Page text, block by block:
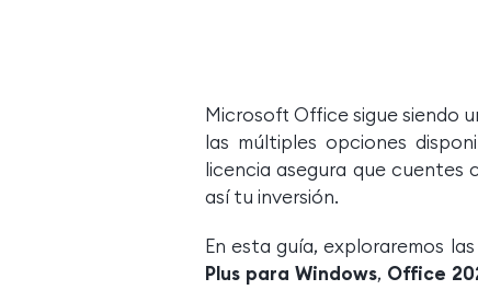
Microsoft Office sigue siendo
las múltiples opciones
licencia asegura que cuentes
así tu inversión.
En esta guía, exploraremos
Plus para Windows, Office